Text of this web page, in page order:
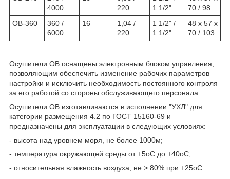
4000
220
1 1/2"
70 / 98
ОВ-360
360 /
6000
16
1,04 /
220
1 1/2" /
1 1/2"
48 х 57 х
70 / 103
Осушители ОВ оснащены электронным блоком управления,
позволяющим обеспечить изменение рабочих параметров
настройки и исключить необходимость постоянного контроля
за его работой со стороны обслуживающего персонала.
Осушители ОВ изготавливаются в исполнении "УХЛ" для
категории размещения 4.2 по ГОСТ 15160-69 и
предназначены для эксплуатации в следующих условиях:
- высота над уровнем моря, не более 1000м;
- температура окружающей среды от +5оС до +40оС;
- относительная влажность воздуха, не > 80% при +25оС